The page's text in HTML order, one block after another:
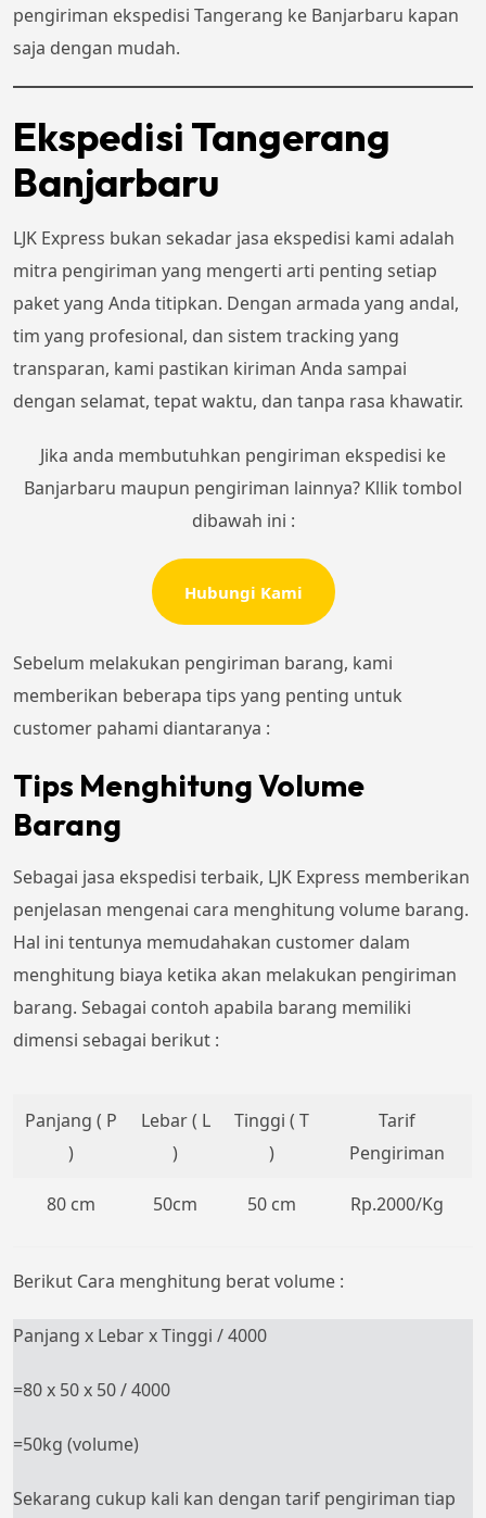
pengiriman ekspedisi Tangerang ke Banjarbaru kapan
saja dengan mudah.
Ekspedisi Tangerang
Banjarbaru
LJK Express bukan sekadar jasa ekspedisi kami adalah
mitra pengiriman yang mengerti arti penting setiap
paket yang Anda titipkan. Dengan armada yang andal,
tim yang profesional, dan sistem tracking yang
transparan, kami pastikan kiriman Anda sampai
dengan selamat, tepat waktu, dan tanpa rasa khawatir.
Jika anda membutuhkan pengiriman ekspedisi ke
Banjarbaru maupun pengiriman lainnya? Kllik tombol
dibawah ini :
Hubungi Kami
Sebelum melakukan pengiriman barang, kami
memberikan beberapa tips yang penting untuk
customer pahami diantaranya :
Tips Menghitung Volume
Barang
Sebagai jasa ekspedisi terbaik, LJK Express memberikan
penjelasan mengenai cara menghitung volume barang.
Hal ini tentunya memudahakan customer dalam
menghitung biaya ketika akan melakukan pengiriman
barang. Sebagai contoh apabila barang memiliki
dimensi sebagai berikut :
Panjang ( P
)
Lebar ( L
)
Tinggi ( T
)
Tarif
Pengiriman
80 cm 50cm 50 cm Rp.2000/Kg
Berikut Cara menghitung berat volume :
Panjang x Lebar x Tinggi / 4000
=80 x 50 x 50 / 4000
=50kg (volume)
Sekarang cukup kali kan dengan tarif pengiriman tiap